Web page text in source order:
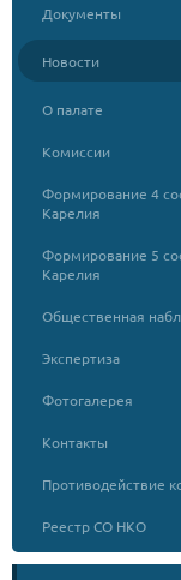
Документы
Новости
О палате
Комиссии
Формирование 4
Карелия
Формирование 5
Карелия
Общественная
Экспертиза
Фотогалерея
Контакты
Противодействие
Реестр СО НКО